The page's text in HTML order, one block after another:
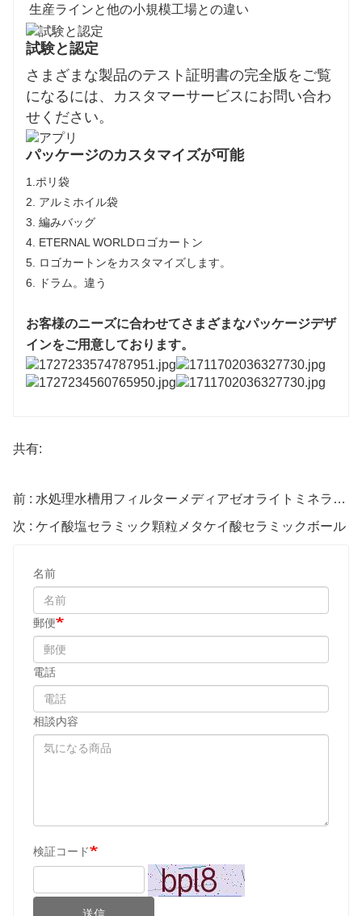
生産ラインと他の小規模工場との違い
試験と認定
さまざまな製品のテスト証明書の完全版をご覧
になるには、カスタマーサービスにお問い合わ
せください。
パッケージのカスタマイズが可能
1.ポリ袋
2. アルミホイル袋
3. 編みバッグ
4. ETERNAL WORLDロゴカートン
5. ロゴカートンをカスタマイズします。
6. ドラム。違う
お客様のニーズに合わせてさまざまなパッケージデザ
インをご用意しております。
共有:
前 : 水処理水槽用フィルターメディアゼオライトミネラルセラミックボール
次 : ケイ酸塩セラミック顆粒メタケイ酸セラミックボール
名前
郵便
電話
相談内容
検証コード